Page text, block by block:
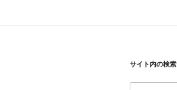
サイト内の検索